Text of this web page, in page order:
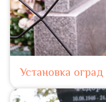
Установка оград